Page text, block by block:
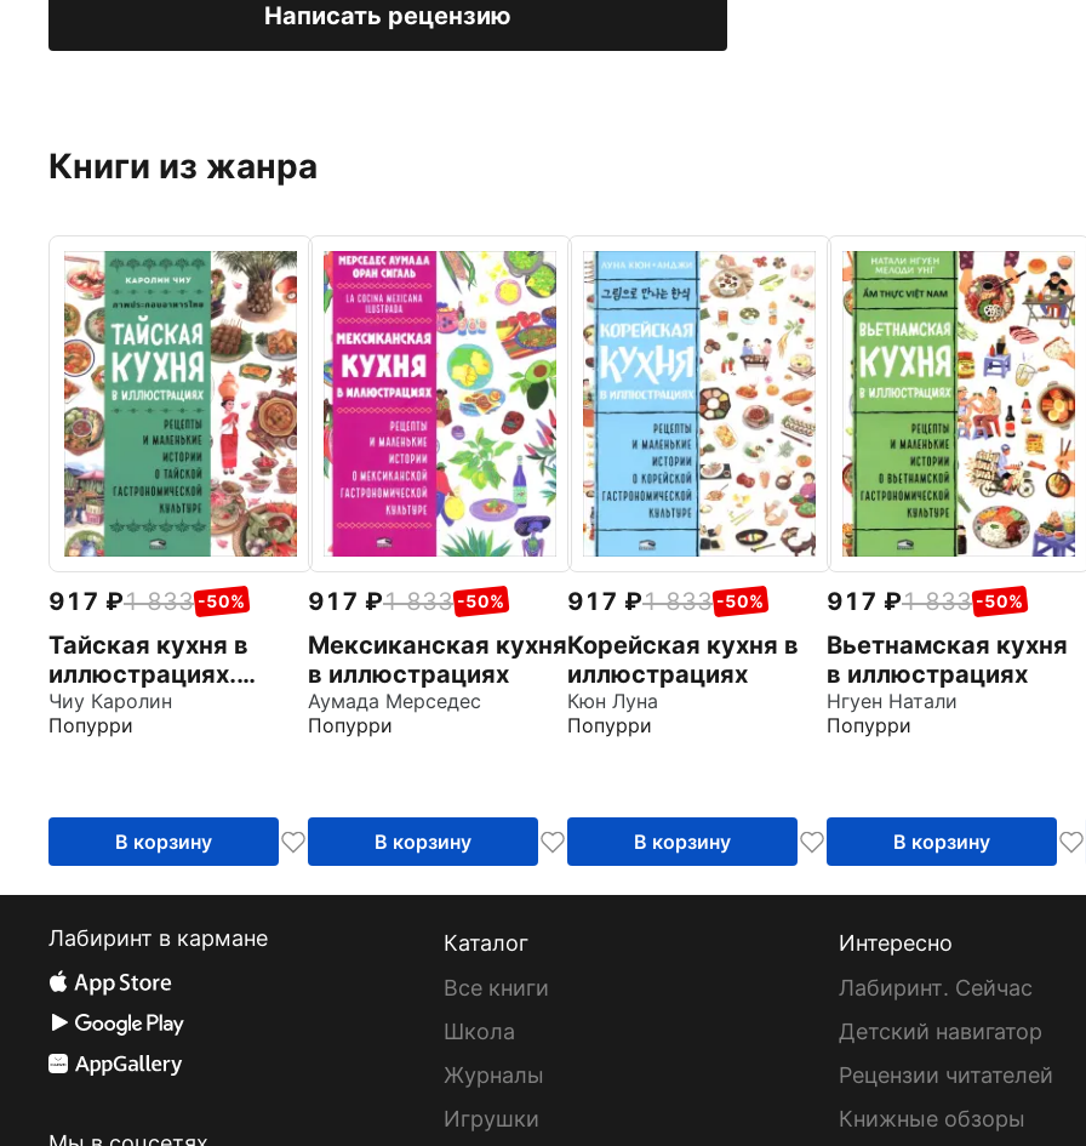
Написать рецензию
Книги из жанра
917 1 833 -50%
Тайская кухня в
иллюстрациях.
Рецепты и
маленькие истории
культуре
Чиу Каролин
Попурри
В корзину
917 1 833 -50%
Мексиканская кухня
в иллюстрациях
Аумада Мерседес
Попурри
В корзину
917 1 833 -50%
Корейская кухня в
иллюстрациях
Кюн Луна
Попурри
В корзину
917 1 833 -50%
Вьетнамская кухня
в иллюстрациях
Нгуен Натали
Попурри
В корзину
Лабиринт в кармане
Каталог
Все книги
Школа
Журналы
Игрушки
Интересно
Лабиринт. Сейчас
Детский навигатор
Рецензии читателей
Книжные обзоры